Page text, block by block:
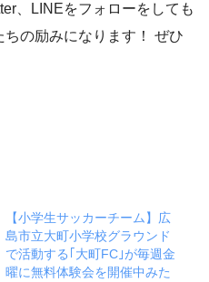
、LINEをフォローをしても
の励みになります！ ぜひ
【小学生サッカーチーム】広
島市立大町小学校グラウンド
で活動する｢大町FC｣が毎週金
曜に無料体験会を開催中みた